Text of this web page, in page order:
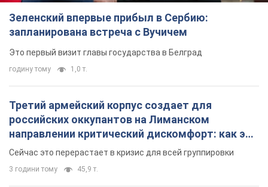
Зеленский впервые прибыл в Сербию:
запланирована встреча с Вучичем
Это первый визит главы государства в Белград
годину тому 1,0 т.
Третий армейский корпус создает для
российских оккупантов на Лиманском
направлении критический дискомфорт: как это
удалось
Сейчас это перерастает в кризис для всей группировки
3 години тому 45,9 т.